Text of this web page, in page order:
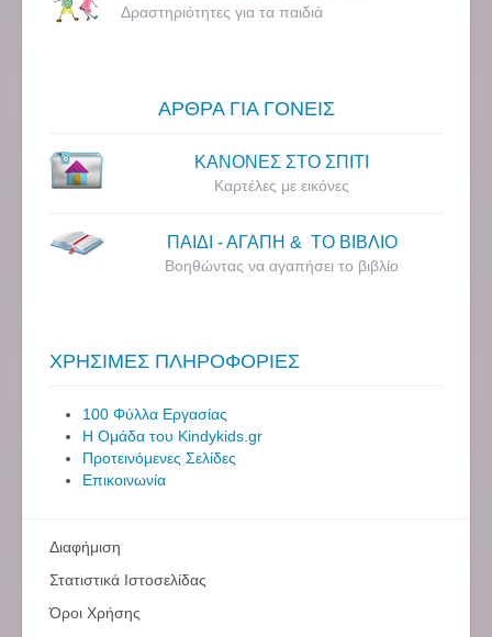
Δραστηριότητες για τα παιδιά
ΑΡΘΡΑ ΓΙΑ ΓΟΝΕΙΣ
ΚΑΝΟΝΕΣ ΣΤΟ ΣΠΙΤΙ
Καρτέλες με εικόνες
ΠΑΙΔΙ - ΑΓΑΠΗ & ΤΟ ΒΙΒΛΙΟ
Βοηθώντας να αγαπήσει το βιβλίο
ΧΡΗΣΙΜΕΣ ΠΛΗΡΟΦΟΡΙΕΣ
100 Φύλλα Εργασίας
Η Ομάδα του Kindykids.gr
Προτεινόμενες Σελίδες
Επικοινωνία
Διαφήμιση
Στατιστικά Ιστοσελίδας
Όροι Χρήσης